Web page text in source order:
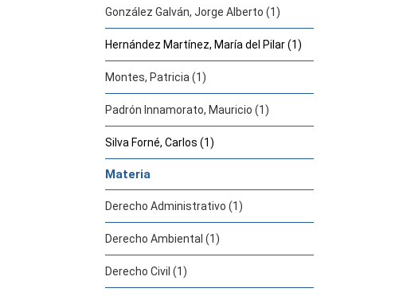
González Galván, Jorge Alberto (1)
Hernández Martínez, María del Pilar (1)
Montes, Patricia (1)
Padrón Innamorato, Mauricio (1)
Silva Forné, Carlos (1)
Materia
Derecho Administrativo (1)
Derecho Ambiental (1)
Derecho Civil (1)